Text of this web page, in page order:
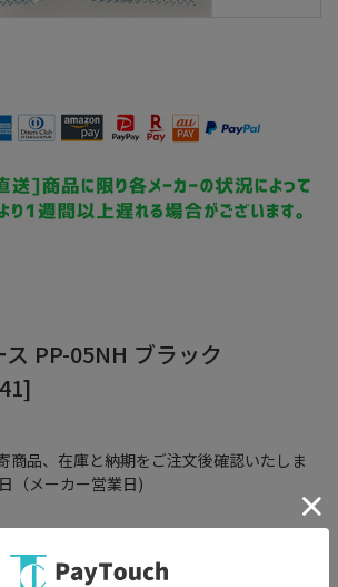
商品、在庫と納期をご注文後確認いたしま
（メーカー営業日)
PP-05NH ブラック